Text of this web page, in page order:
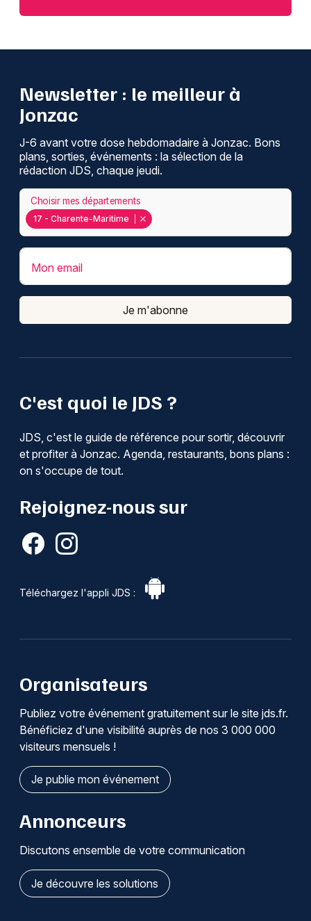
C'est quoi le JDS ?
JDS, c'est le guide de référence pour sortir, découvrir
et profiter à Jonzac. Agenda, restaurants, bons plans :
on s'occupe de tout.
Rejoignez-nous sur
Téléchargez l'appli JDS :
Newsletter : le meilleur à
Jonzac
J-6 avant votre dose hebdomadaire à Jonzac. Bons
plans, sorties, événements : la sélection de la
rédaction JDS, chaque jeudi.
17 - Charente-Maritime
Choisir mes départements
Mon email
Je m'abonne
Organisateurs
Publiez votre événement gratuitement sur le site jds.fr.
Bénéficiez d'une visibilité auprès de nos 3 000 000
visiteurs mensuels !
Je publie mon événement
Annonceurs
Discutons ensemble de votre communication
Je découvre les solutions